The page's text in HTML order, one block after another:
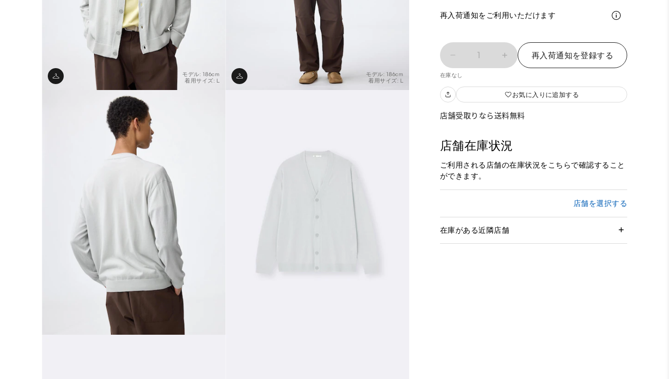
再入荷通知をご利用いただけます
1 再入荷通知を登録する
在庫なし
お気に入りに追加する
店舗受取りなら送料無料
店舗在庫状況
ご利用される店舗の在庫状況をこちらで確認すること
ができます。
店舗を選択する
在庫がある近隣店舗
モデル: 186cm
着用サイズ: L
モデル: 186cm
着用サイズ: L